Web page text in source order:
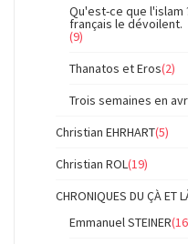
Qu'est-ce que l'islam
français le dévoilent.
(9)
Thanatos et Eros(2)
Trois semaines en
Christian EHRHART(5)
Christian ROL(19)
CHRONIQUES DU ÇÀ ET
Emmanuel STEINER